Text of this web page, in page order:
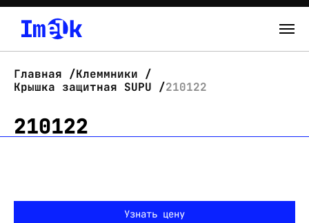
О нас
Новости
Контакты
Главная
Клеммники
Крышка защитная SUPU
210122
210122
Узнать цену